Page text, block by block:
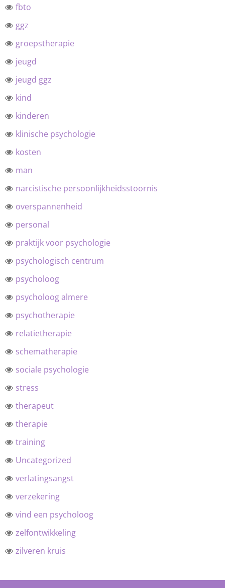
fbto
ggz
groepstherapie
jeugd
jeugd ggz
kind
kinderen
klinische psychologie
kosten
man
narcistische persoonlijkheidsstoornis
overspannenheid
personal
praktijk voor psychologie
psychologisch centrum
psycholoog
psycholoog almere
psychotherapie
relatietherapie
schematherapie
sociale psychologie
stress
therapeut
therapie
training
Uncategorized
verlatingsangst
verzekering
vind een psycholoog
zelfontwikkeling
zilveren kruis